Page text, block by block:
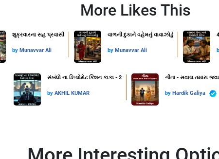
More Likes This
શુક્રવારના સહ પ્રવાસી
by Munavvar Ali
વાળની દુકાને વહેમનું વાવાઝોડું
by Munavvar Ali
સંબંધો ના ડિપ્લોમેટ કિશન કાકા - 2
by AKHIL KUMAR
ગીતા - સવાલ તમારા
by Hardik Galiya